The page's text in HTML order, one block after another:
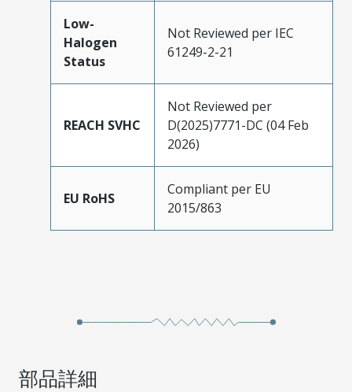
Low-
Halogen
Status
Not Reviewed per IEC
61249-2-21
REACH SVHC
Not Reviewed per
D(2025)7771-DC (04 Feb
2026)
EU RoHS
Compliant per EU
2015/863
部品詳細